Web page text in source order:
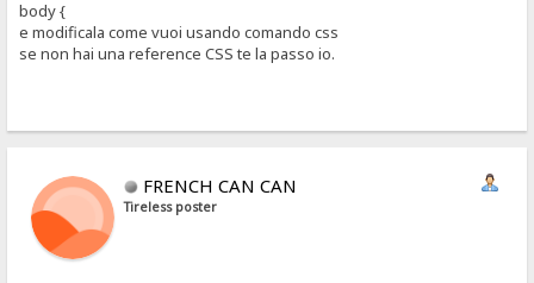
body {
e modificala come vuoi usando comando css
se non hai una reference CSS te la passo io.
FRENCH CAN CAN
Tireless poster